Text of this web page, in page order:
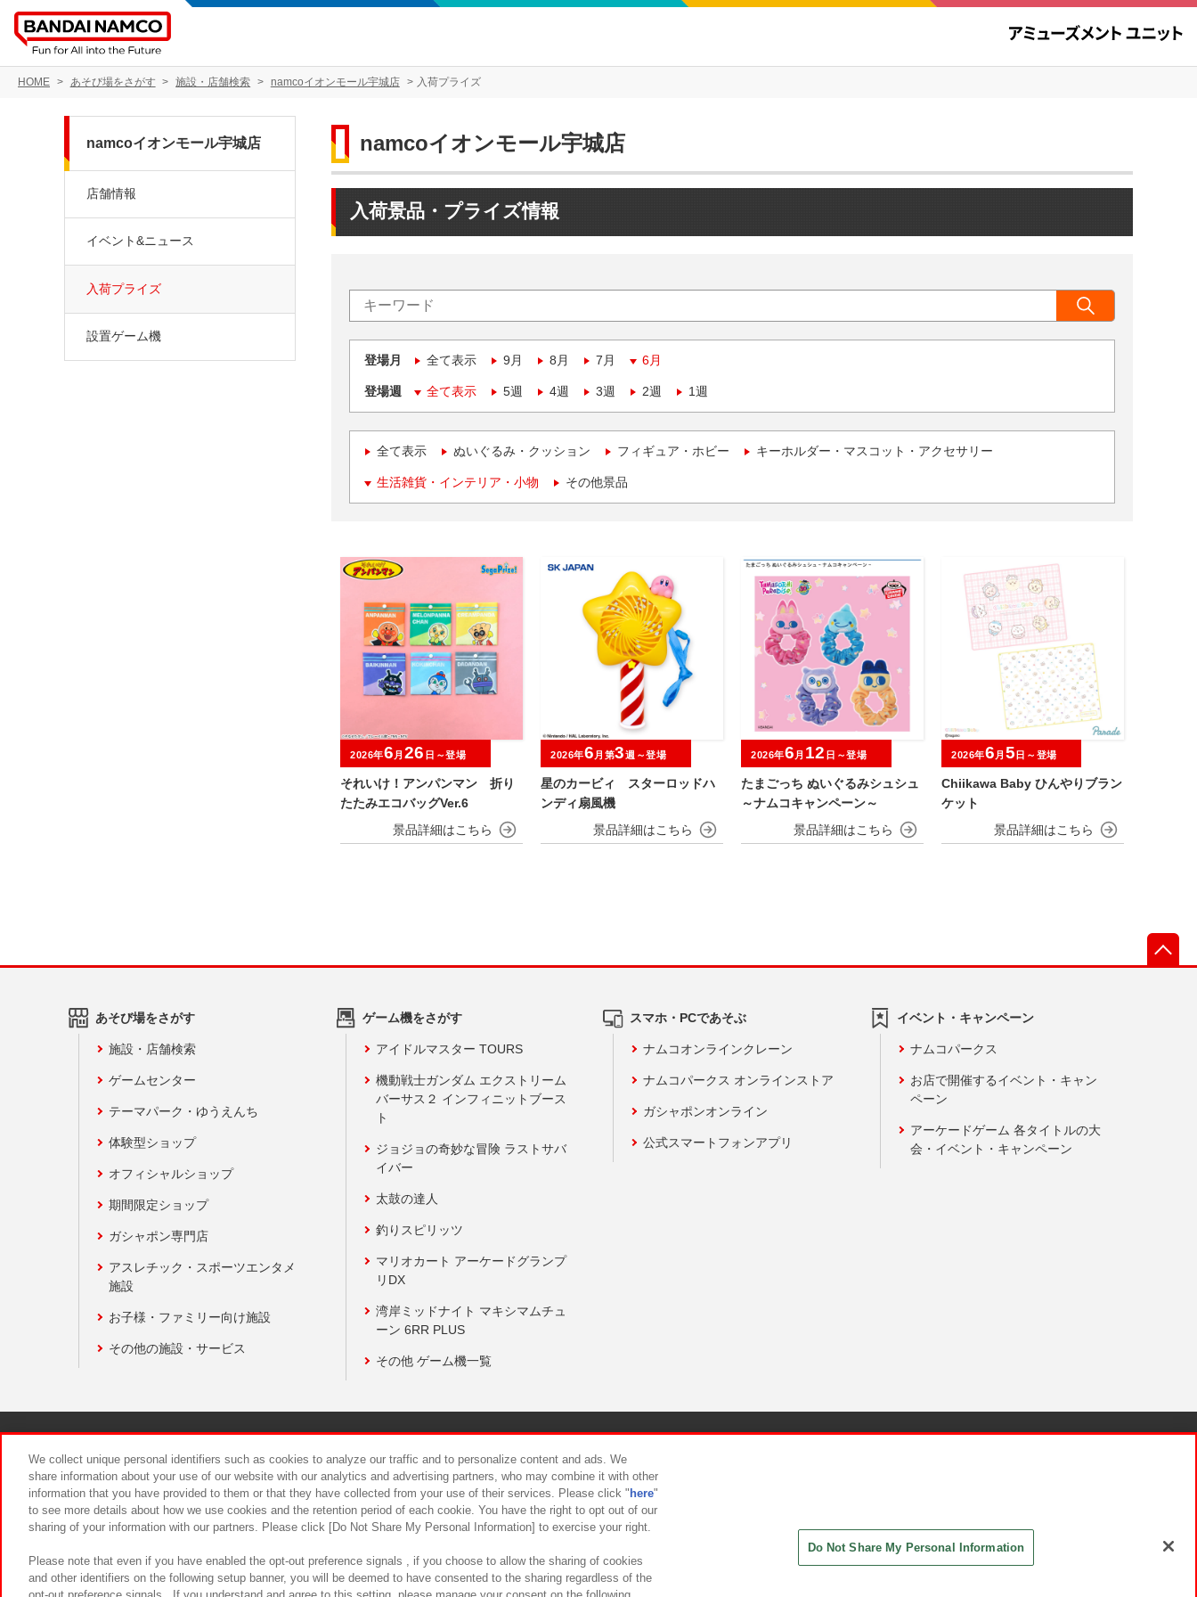
HOME あそび場をさがす 施設・店舗検索 namcoイオンモール宇城店 入荷プライズ
namcoイオンモール宇城店
入荷景品・プライズ情報
登場月 全て表示 9月 8月 7月 6月
登場週 全て表示 5週 4週 3週 2週 1週
全て表示 ぬいぐるみ・クッション フィギュア・ホビー キーホルダー・マスコット・アクセサリー
生活雑貨・インテリア・小物 その他景品
それいけ！アンパンマン 折り
たたみエコバッグVer.6
2026年6 月 26 日～登場
星のカービィ スターロッドハ
ンディ扇風機
2026年6 月第3週～登場
たまごっち ぬいぐるみシュシュ
～ナムコキャンペーン～
2026年6 月 12 日～登場
Chiikawa Baby ひんやりブラン
ケット
2026年6 月 5 日～登場
namcoイオンモール宇城店
店舗情報
イベント&ニュース
入荷プライズ
設置ゲーム機
あそび場をさがす
施設・店舗検索
ゲームセンター
テーマパーク・ゆうえんち
体験型ショップ
オフィシャルショップ
期間限定ショップ
ガシャポン専門店
アスレチック・スポーツエンタメ
施設
お子様・ファミリー向け施設
その他の施設・サービス
ゲーム機をさがす
アイドルマスター TOURS
機動戦士ガンダム エクストリーム
バーサス２ インフィニットブース
ト
ジョジョの奇妙な冒険 ラストサバ
イバー
太鼓の達人
釣りスピリッツ
マリオカート アーケードグランプ
リDX
湾岸ミッドナイト マキシマムチュ
ーン 6RR PLUS
その他 ゲーム機一覧
スマホ・PCであそぶ
ナムコオンラインクレーン
ナムコパークス オンラインストア
ガシャポンオンライン
公式スマートフォンアプリ
イベント・キャンペーン
ナムコパークス
お店で開催するイベント・キャン
ペーン
アーケードゲーム 各タイトルの大
会・イベント・キャンペーン
食品のご提供について カスタマーハラスメント対応方針
We collect unique personal identifiers such as cookies to analyze our traffic and to personalize content and ads. We
share information about your use of our website with our analytics and advertising partners, who may combine it with other
information that you have provided to them or that they have collected from your use of their services. Please click " here"
to see more details about how we use cookies and the retention period of each cookie. You have the right to opt out of our
sharing of your information with our partners. Please click [Do Not Share My Personal Information] to exercise your right.
Please note that even if you have enabled the opt-out preference signals , if you choose to allow the sharing of cookies
and other identifiers on the following setup banner, you will be deemed to have consented to the sharing regardless of the
Do Not Share My Personal Information